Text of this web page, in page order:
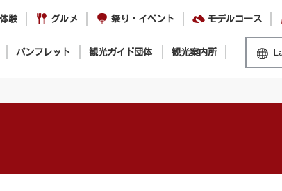
験 グルメ 祭り・イベント モデルコース
パンフレット 観光ガイド団体 観光案内所